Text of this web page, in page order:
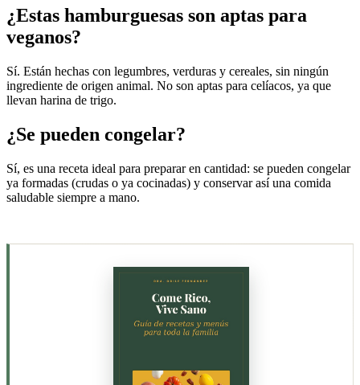
¿Estas hamburguesas son aptas para
veganos?
Sí. Están hechas con legumbres, verduras y cereales, sin ningún
ingrediente de origen animal. No son aptas para celíacos, ya que
llevan harina de trigo.
¿Se pueden congelar?
Sí, es una receta ideal para preparar en cantidad: se pueden congelar
ya formadas (crudas o ya cocinadas) y conservar así una comida
saludable siempre a mano.